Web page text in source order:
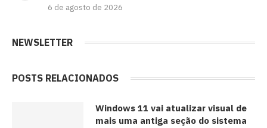
6 de agosto de 2026
NEWSLETTER
POSTS RELACIONADOS
Windows 11 vai atualizar visual de
mais uma antiga seção do sistema